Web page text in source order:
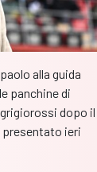
alla guida
panchine di
dopo il
ieri